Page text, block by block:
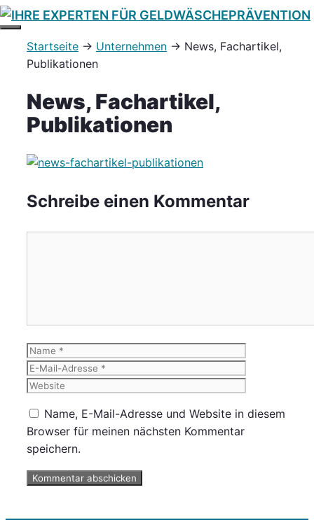
Zum
Inhalt
springen
MENÜ
Startseite → Unternehmen → News, Fachartikel,
Publikationen
News, Fachartikel,
Publikationen
Schreibe einen Kommentar
Name
Name, E-Mail-Adresse und Website in diesem
Browser für meinen nächsten Kommentar
speichern.